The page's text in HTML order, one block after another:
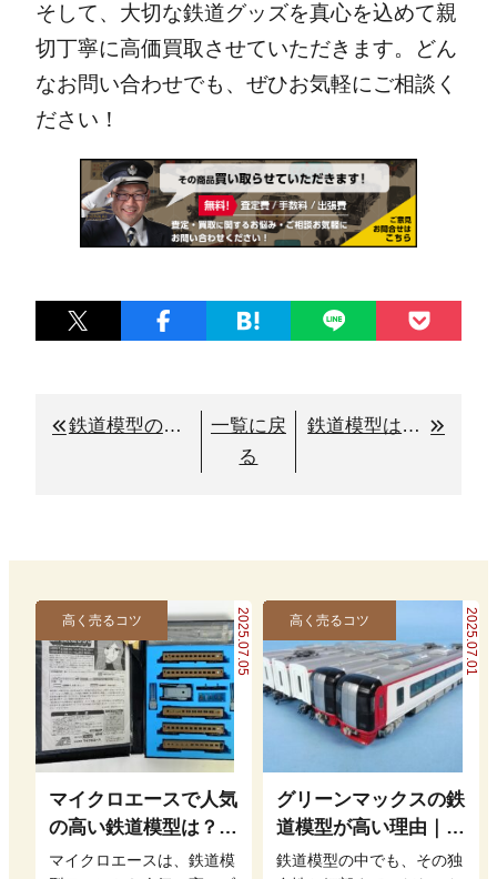
そして、大切な鉄道グッズを真心を込めて親
切丁寧に高価買取させていただきます。どん
なお問い合わせでも、ぜひお気軽にご相談く
ださい！
鉄道模型のバラストの撒き方や選び方のポイントとは？リアルな風景を実現するための必須アイテム
一覧に戻
る
鉄道模型はどうして高いの？高く売れるゲージや種類は？
2025.07.05
高く売るコツ
マイクロエースで人気
の高い鉄道模型は？高
価買取の秘訣も解説
マイクロエースは、鉄道模
2025.07.01
高く売るコツ
グリーンマックスの鉄
道模型が高い理由｜そ
の魅力と高価買取の条
鉄道模型の中でも、その独